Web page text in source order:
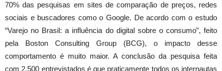
70% das pesquisas em sites de comparação de preços, redes
sociais e buscadores como o Google. De acordo com o estudo
“Varejo no Brasil: a influência do digital sobre o consumo”, feito
pela Boston Consulting Group (BCG), o impacto desse
comportamento é muito maior. A conclusão da pesquisa feita
com 2.500 entrevistados é que praticamente todos os internautas